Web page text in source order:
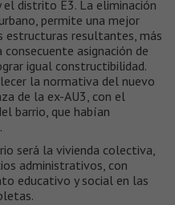
distrito E3. La eliminación
permite una mejor
estructuras resultantes, más
asignación de
igual constructibilidad.
la normativa del nuevo
de la ex-AU3, con el
barrio, que habían
será la vivienda colectiva,
administrativos, con
educativo y social en las